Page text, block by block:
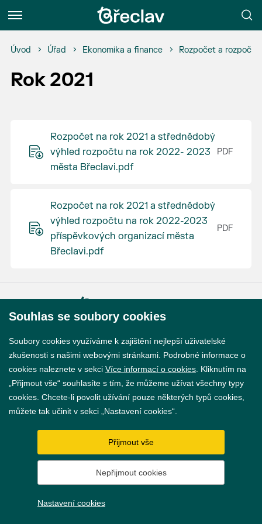
Menu
Úvod Úřad Ekonomika a finance Rozpočet a
Rok 2021
Rozpočet na rok 2021 a střednědobý
výhled rozpočtu na rok 2022- 2023
města Břeclavi.pdf
Rozpočet na rok 2021 a střednědobý
výhled rozpočtu na rok 2022-2023
příspěvkových organizací města
Břeclavi.pdf
Prohlášení o přístupnosti
GDPR
VytvořilwebProgress
Souhlas se soubory cookies
Soubory cookies využíváme k zajištění nejlepší uživatelské
zkušenosti s našimi webovými stránkami. Podrobné informace o
cookies naleznete v sekci Více informací o cookies . Kliknutím na
„Přijmout vše“ souhlasíte s tím, že můžeme užívat všechny typy
cookies. Chcete-li povolit užívání pouze některých typů cookies,
můžete tak učinit v sekci „Nastavení cookies“.
Přijmout vše
Nepřijmout cookies
Nastavení cookies